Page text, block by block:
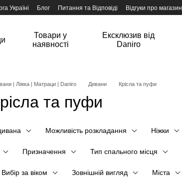
Україні Блог Питання та Відповіді Відгуки про магазин
Товари у
наявності
Ексклюзив від
Daniro
| Ліжка | Матраци | Daniro Дивани Крісла та пуфи
та пуфи
Можливість розкладання Ніжки
Призначення Тип спального місця
Вибір за віком Зовнішній вигляд Міста